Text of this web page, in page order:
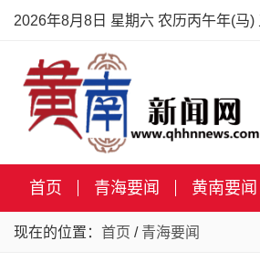
2026年8月8日 星期六 农历丙午年(马)
首页 青海要闻 黄南要闻
现在的位置： 首页 / 青海要闻